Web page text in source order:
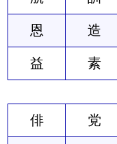
恩 造
益 素
俳 党